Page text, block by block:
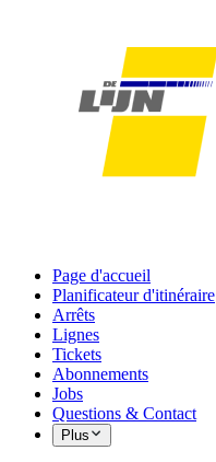
Page d'accueil
Planificateur d'itinéraire
Arrêts
Lignes
Tickets
Abonnements
Jobs
Questions & Contact
Plus